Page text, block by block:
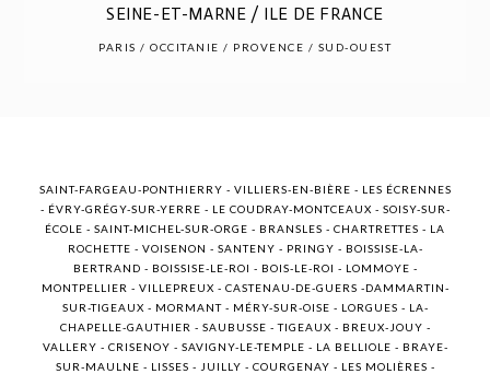
POST COMMENT
SEINE-ET-MARNE / ILE DE FRANCE
PARIS / OCCITANIE / PROVENCE / SUD-OUEST
SAINT-FARGEAU-PONTHIERRY - VILLIERS-EN-BIÈRE - LES ÉCRENNES
- ÉVRY-GRÉGY-SUR-YERRE - LE COUDRAY-MONTCEAUX - SOISY-SUR-
ÉCOLE - SAINT-MICHEL-SUR-ORGE - BRANSLES - CHARTRETTES - LA
ROCHETTE - VOISENON - SANTENY - PRINGY - BOISSISE-LA-
BERTRAND - BOISSISE-LE-ROI - BOIS-LE-ROI - LOMMOYE -
MONTPELLIER - VILLEPREUX - CASTENAU-DE-GUERS -DAMMARTIN-
SUR-TIGEAUX - MORMANT - MÉRY-SUR-OISE - LORGUES - LA-
CHAPELLE-GAUTHIER - SAUBUSSE - TIGEAUX - BREUX-JOUY -
VALLERY - CRISENOY - SAVIGNY-LE-TEMPLE - LA BELLIOLE - BRAYE-
SUR-MAULNE - LISSES - JUILLY - COURGENAY - LES MOLIÈRES -